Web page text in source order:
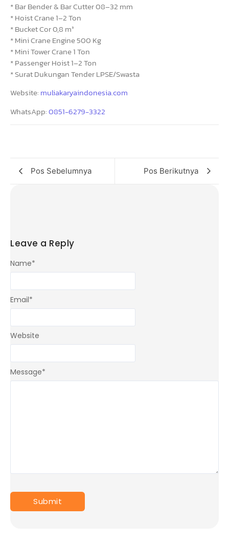
* Bar Bender & Bar Cutter 08–32 mm
* Hoist Crane 1–2 Ton
* Bucket Cor 0,8 m³
* Mini Crane Engine 500 Kg
* Mini Tower Crane 1 Ton
* Passenger Hoist 1–2 Ton
* Surat Dukungan Tender LPSE/Swasta
Website: muliakaryaindonesia.com
WhatsApp:0851-6279-3322
Pos Sebelumnya Pos Berikutnya
Leave a Reply
Message*
Name*
Email*
Website